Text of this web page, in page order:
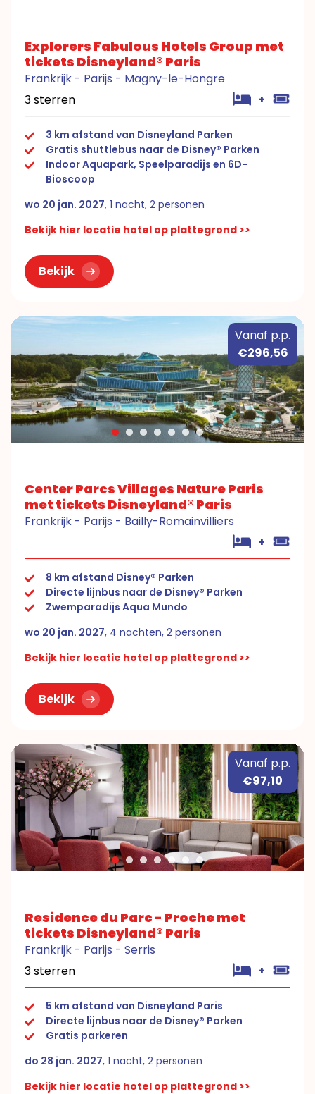
Explorers Fabulous Hotels Group met
tickets Disneyland® Paris
Frankrijk - Parijs - Magny-le-Hongre
3 sterren
+
3 km afstand van Disneyland Parken
Gratis shuttlebus naar de Disney® Parken
Indoor Aquapark, Speelparadijs en 6D-
Bioscoop
wo 20 jan. 2027, 1 nacht, 2 personen
Bekijk hier locatie hotel op plattegrond >>
Bekijk
Vanaf p.p.
€296,56
Center Parcs Villages Nature Paris
met tickets Disneyland® Paris
Frankrijk - Parijs - Bailly-Romainvilliers
+
8 km afstand Disney® Parken
Directe lijnbus naar de Disney® Parken
Zwemparadijs Aqua Mundo
wo 20 jan. 2027, 4 nachten, 2 personen
Bekijk hier locatie hotel op plattegrond >>
Bekijk
Vanaf p.p.
€97,10
Residence du Parc - Proche met
tickets Disneyland® Paris
Frankrijk - Parijs - Serris
3 sterren
+
5 km afstand van Disneyland Paris
Directe lijnbus naar de Disney® Parken
Gratis parkeren
do 28 jan. 2027, 1 nacht, 2 personen
Bekijk hier locatie hotel op plattegrond >>